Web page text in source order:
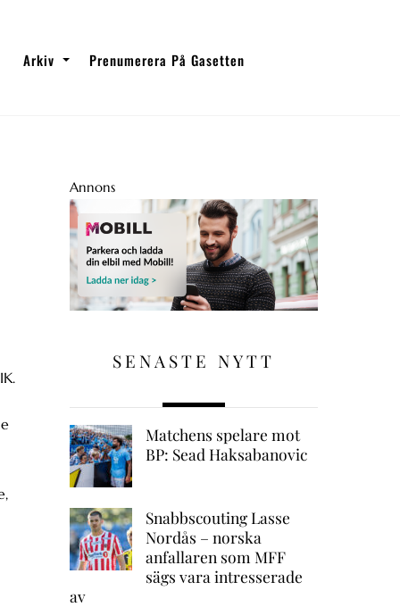
Arkiv Prenumerera På Gasetten
Annons
SENASTE NYTT
Matchens spelare mot
BP: Sead Haksabanovic
Snabbscouting Lasse
Nordås – norska
anfallaren som MFF
sägs vara intresserade
av